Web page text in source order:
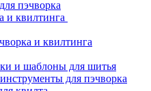
пэчворка
и квилтинга
и квилтинга
и шаблоны для шитья
для пэчворка